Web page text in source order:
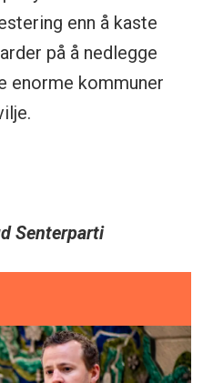
enn å kaste
på å nedlegge
enorme kommuner
Senterparti